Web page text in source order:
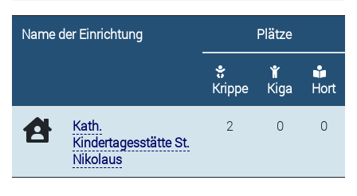
Name der Einrichtung Plätze
Krippe Kiga Hort
Kath.
Kindertagesstätte St.
Nikolaus
2 0 0